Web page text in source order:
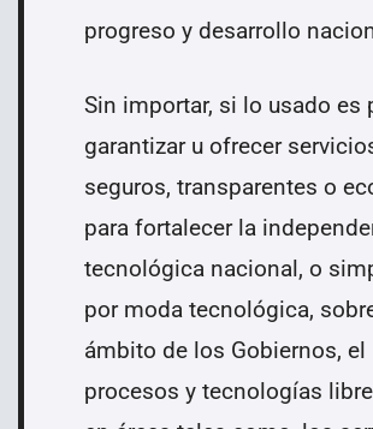
progreso y desarrollo
Sin importar, si lo usado es
garantizar u ofrecer
seguros, transparentes o
para fortalecer la
tecnológica nacional, o
por moda tecnológica,
ámbito de los Gobiernos, el
procesos y tecnologías